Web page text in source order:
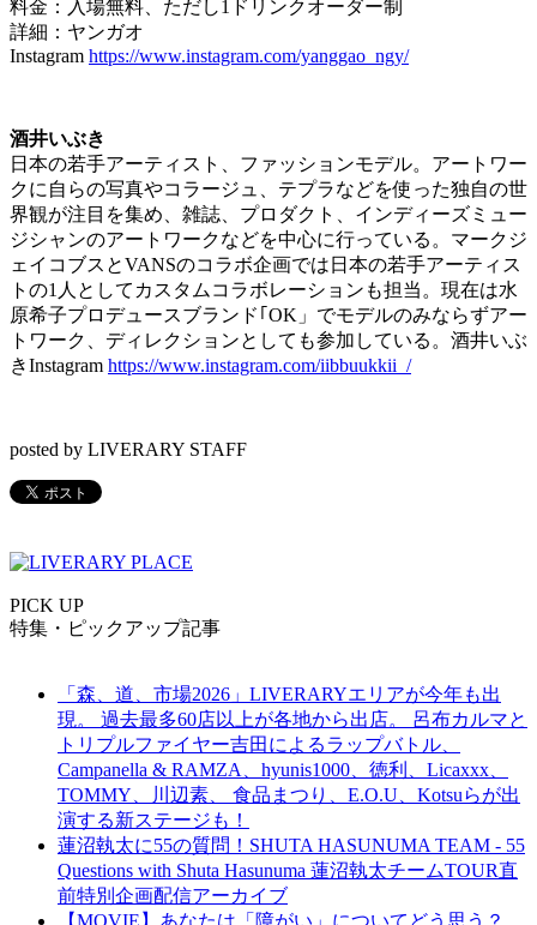
料金：入場無料、ただし1ドリンクオーダー制
詳細：ヤンガオ
Instagram https://www.instagram.com/yanggao_ngy/
酒井いぶき
日本の若手アーティスト、ファッションモデル。アートワー
クに自らの写真やコラージュ、テプラなどを使った独自の世
界観が注目を集め、雑誌、プロダクト、インディーズミュー
ジシャンのアートワークなどを中心に行っている。マークジ
ェイコブスとVANSのコラボ企画では日本の若手アーティス
トの1人としてカスタムコラボレーションも担当。現在は水
原希子プロデュースブランド｢OK」でモデルのみならずアー
トワーク、ディレクションとしても参加している。酒井いぶ
きInstagram https://www.instagram.com/iibbuukkii_/
posted by LIVERARY STAFF
PICK UP
特集・ピックアップ記事
「森、道、市場2026」LIVERARYエリアが今年も出
現。 過去最多60店以上が各地から出店。 呂布カルマと
トリプルファイヤー吉田によるラップバトル、
Campanella & RAMZA、hyunis1000、徳利、Licaxxx、
TOMMY、川辺素、 食品まつり、E.O.U、Kotsuらが出
演する新ステージも！
蓮沼執太に55の質問！SHUTA HASUNUMA TEAM - 55
Questions with Shuta Hasunuma 蓮沼執太チームTOUR直
前特別企画配信アーカイブ